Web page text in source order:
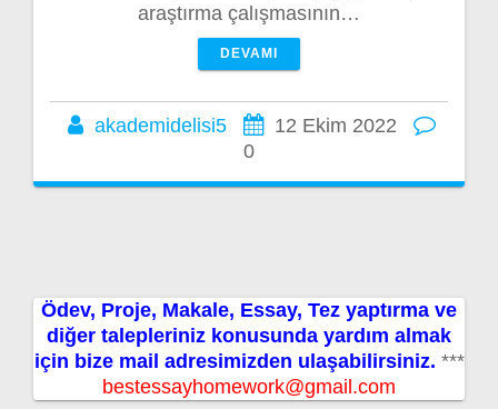
araştırma çalışmasının…
DEVAMI
akademidelisi5
12 Ekim 2022
0
Ödev, Proje, Makale, Essay, Tez yaptırma ve
diğer talepleriniz konusunda yardım almak
için bize mail adresimizden ulaşabilirsiniz. ***
bestessayhomework@gmail.com